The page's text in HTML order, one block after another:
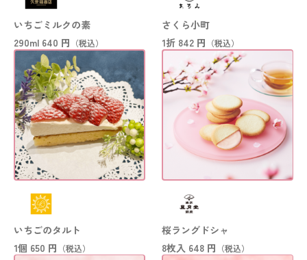
いちごミルクの素
290ml 640 円 （税込）
さくら小町
1折 842 円 （税込）
いちごのタルト
1個 650 円 （税込）
桜ラングドシャ
8枚入 648 円 （税込）